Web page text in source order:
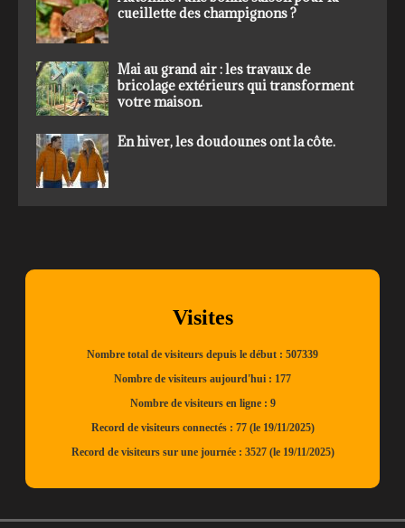
cueillette des champignons ?
Mai au grand air : les travaux de
bricolage extérieurs qui transforment
votre maison.
En hiver, les doudounes ont la côte.